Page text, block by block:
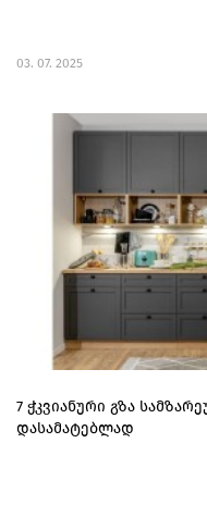
03. 07. 2025
7 ჭკვიანური გზა
დასამატებლად